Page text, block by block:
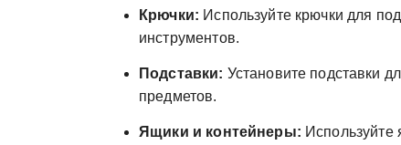
Крючки: Используйте крючки для
инструментов.
Подставки: Установите подставки
предметов.
Ящики и контейнеры: Используйте